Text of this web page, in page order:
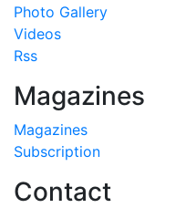
Photo Gallery
Videos
Rss
Magazines
Magazines
Subscription
Contact